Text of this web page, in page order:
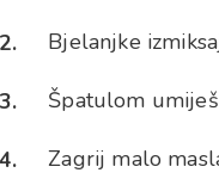
Bjelanjke
Špatulom
Zagrij malo